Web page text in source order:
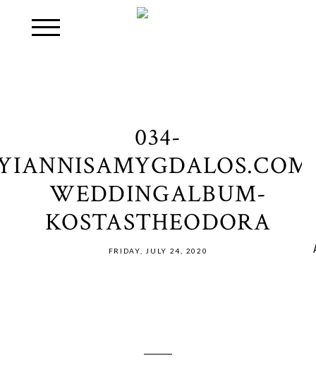
034-
WEDDINGALBUM-
KOSTASTHEODORA
FRIDAY, JULY 24, 2020